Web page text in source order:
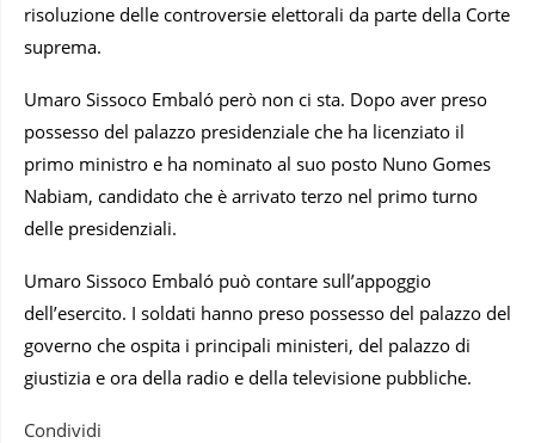
risoluzione delle controversie elettorali da parte della Corte
suprema.
Umaro Sissoco Embaló però non ci sta. Dopo aver preso
possesso del palazzo presidenziale che ha licenziato il
primo ministro e ha nominato al suo posto Nuno Gomes
Nabiam, candidato che è arrivato terzo nel primo turno
delle presidenziali.
Umaro Sissoco Embaló può contare sull’appoggio
dell’esercito. I soldati hanno preso possesso del palazzo del
governo che ospita i principali ministeri, del palazzo di
giustizia e ora della radio e della televisione pubbliche.
Condividi